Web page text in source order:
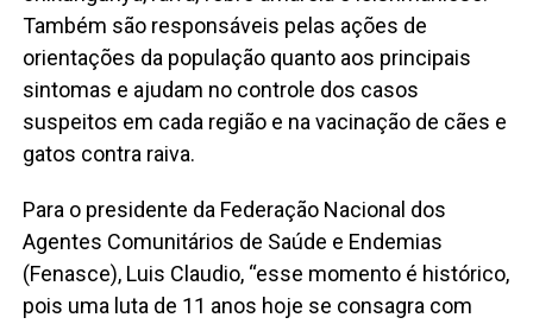
Também são responsáveis pelas ações de
orientações da população quanto aos principais
sintomas e ajudam no controle dos casos
suspeitos em cada região e na vacinação de cães e
gatos contra raiva.
Para o presidente da Federação Nacional dos
Agentes Comunitários de Saúde e Endemias
(Fenasce), Luis Claudio, “esse momento é histórico,
pois uma luta de 11 anos hoje se consagra com